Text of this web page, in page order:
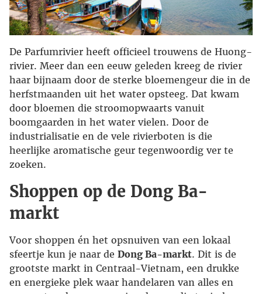
De Parfumrivier heeft officieel trouwens de Huong-
rivier. Meer dan een eeuw geleden kreeg de rivier
haar bijnaam door de sterke bloemengeur die in de
herfstmaanden uit het water opsteeg. Dat kwam
door bloemen die stroomopwaarts vanuit
boomgaarden in het water vielen. Door de
industrialisatie en de vele rivierboten is die
heerlijke aromatische geur tegenwoordig ver te
zoeken.
Shoppen op de Dong Ba-
markt
Voor shoppen én het opsnuiven van een lokaal
sfeertje kun je naar de Dong Ba-markt. Dit is de
grootste markt in Centraal-Vietnam, een drukke
en energieke plek waar handelaren van alles en